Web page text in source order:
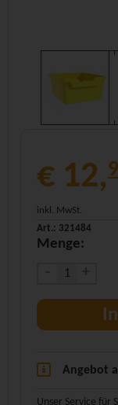
€ 12,
inkl. MwSt.
Art.: 321484
Menge:
Angebot
Unser Service für